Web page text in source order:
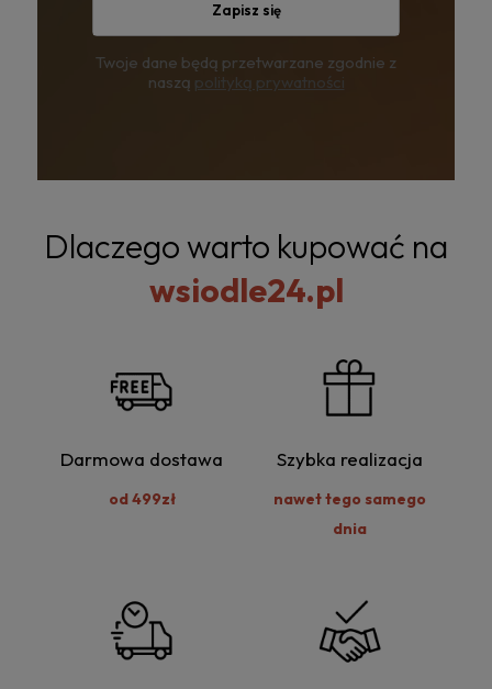
Zapisz się
Twoje dane będą przetwarzane zgodnie z
naszą polityką prywatności
Dlaczego warto kupować na
wsiodle24.pl
Darmowa dostawa
od 499zł
Szybka realizacja
nawet tego samego
dnia